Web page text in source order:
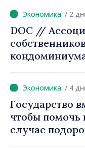
/ 2
DOC //
повышение
/ 4
Государство
чтобы помочь
случае